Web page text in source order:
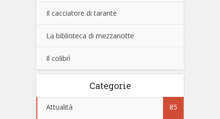
Il cacciatore di tarante
La biblioteca di mezzanotte
Il colibrì
Categorie
Attualità 85